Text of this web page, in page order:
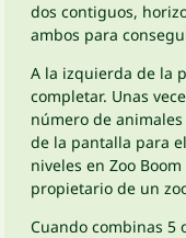
dos contiguos,
ambos para
A la izquierda de la
completar. Unas
número de
de la pantalla para
niveles en Zoo
propietario de un
Cuando combinas 5